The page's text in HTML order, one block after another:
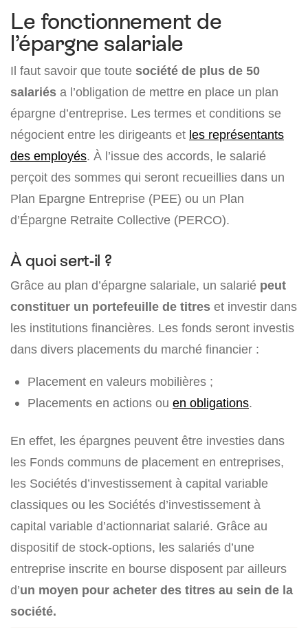
Le fonctionnement de
l’épargne salariale
Il faut savoir que toute société de plus de 50
salariés a l’obligation de mettre en place un plan
épargne d’entreprise. Les termes et conditions se
négocient entre les dirigeants et les représentants
des employés. À l’issue des accords, le salarié
perçoit des sommes qui seront recueillies dans un
Plan Epargne Entreprise (PEE) ou un Plan
d’Épargne Retraite Collective (PERCO).
À quoi sert-il ?
Grâce au plan d’épargne salariale, un salarié peut
constituer un portefeuille de titres et investir dans
les institutions financières. Les fonds seront investis
dans divers placements du marché financier :
Placement en valeurs mobilières ;
Placements en actions ou en obligations.
En effet, les épargnes peuvent être investies dans
les Fonds communs de placement en entreprises,
les Sociétés d’investissement à capital variable
classiques ou les Sociétés d’investissement à
capital variable d’actionnariat salarié. Grâce au
dispositif de stock-options, les salariés d’une
entreprise inscrite en bourse disposent par ailleurs
d’un moyen pour acheter des titres au sein de la
société.